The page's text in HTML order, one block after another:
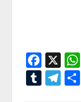
X
Tumblr